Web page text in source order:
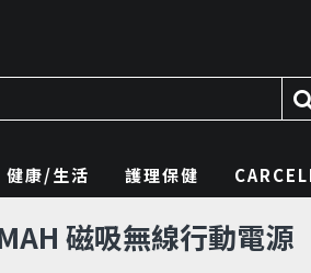
健康/生活 護理保健
磁吸無線行動電源